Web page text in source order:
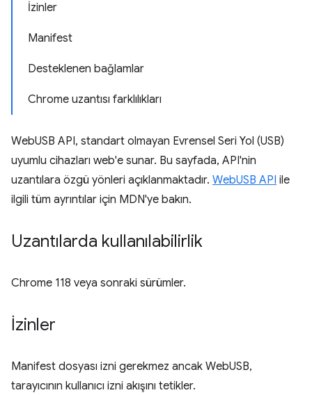
İzinler
Manifest
Desteklenen bağlamlar
Chrome uzantısı farklılıkları
WebUSB API, standart olmayan Evrensel Seri Yol (USB)
uyumlu cihazları web'e sunar. Bu sayfada, API'nin
uzantılara özgü yönleri açıklanmaktadır. WebUSB API ile
ilgili tüm ayrıntılar için MDN'ye bakın.
Uzantılarda kullanılabilirlik
Chrome 118 veya sonraki sürümler.
İzinler
Manifest dosyası izni gerekmez ancak WebUSB,
tarayıcının kullanıcı izni akışını tetikler.